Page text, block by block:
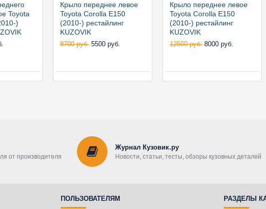
Toyota
)
Крыло переднее левое
Toyota Corolla E150
(2010-) рестайлинг
KUZOVIK
8700 руб. 5500 руб.
Крыло переднее левое
Toyota Corolla E150
(2010-) рестайлинг
KUZOVIK
12500 руб. 8000 руб.
от производителя
Журнал Кузовик.ру
Новости, статьи, тесты, обзоры кузовных деталей
ПОЛЬЗОВАТЕЛЯМ РАЗДЕЛЫ